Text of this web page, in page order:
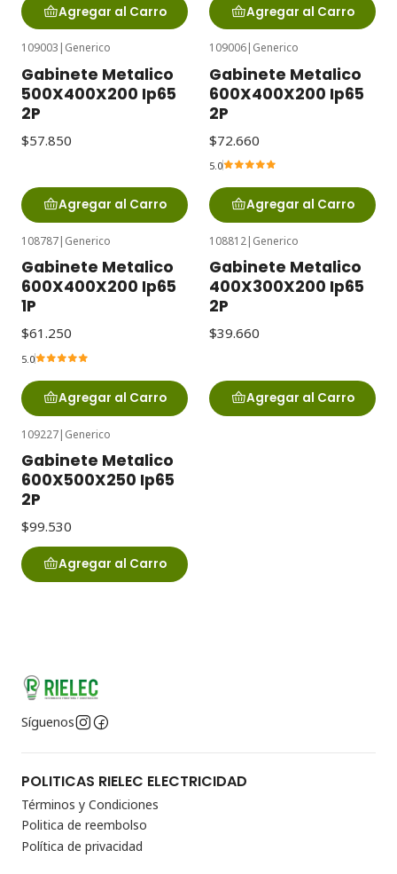
Agregar al Carro Agregar al Carro
109003 | Generico
Gabinete Metalico
500X400X200 Ip65
2P
$57.850
Agregar al Carro
109006| Generico
Gabinete Metalico
600X400X200 Ip65
2P
$72.660
5.0
Agregar al Carro
108787| Generico
Gabinete Metalico
600X400X200 Ip65
1P
$61.250
5.0
Agregar al Carro
108812| Generico
Gabinete Metalico
400X300X200 Ip65
2P
$39.660
Agregar al Carro
109227| Generico
Gabinete Metalico
600X500X250 Ip65
2P
$99.530
Agregar al Carro
Síguenos
POLITICAS RIELEC ELECTRICIDAD
Términos y Condiciones
Politica de reembolso
Política de privacidad